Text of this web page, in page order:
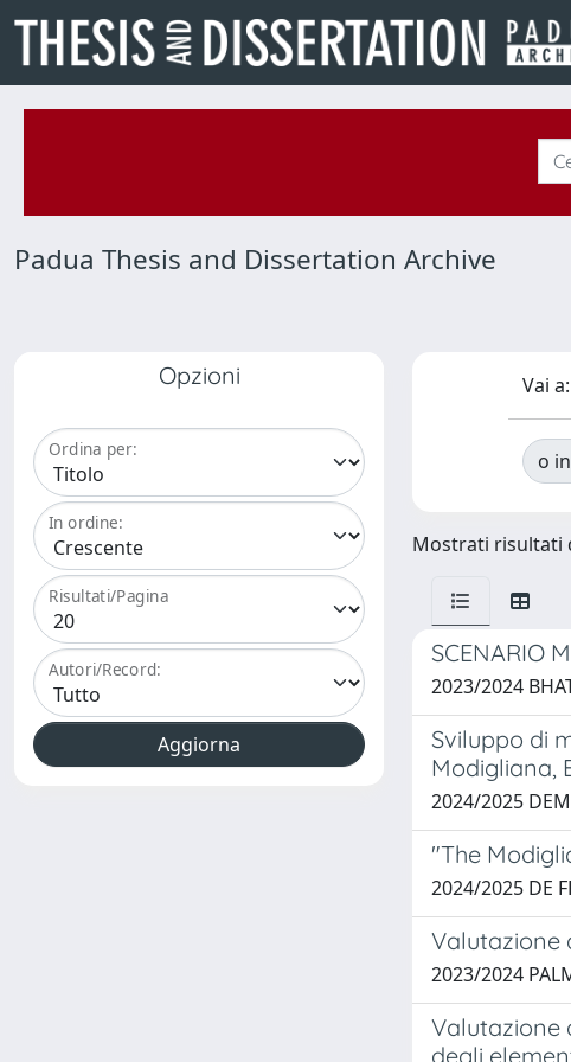
Padua Thesis and Dissertation Archive
Opzioni
Ordina per:
In ordine:
Risultati/Pagina
Autori/Record:
Vai a:
o
Mostrati risultati
SCENARIO
2023/2024
Sviluppo di
Modigliana,
2024/2025
"The
2024/2025 DE
Valutazione
2023/2024
Valutazione
degli